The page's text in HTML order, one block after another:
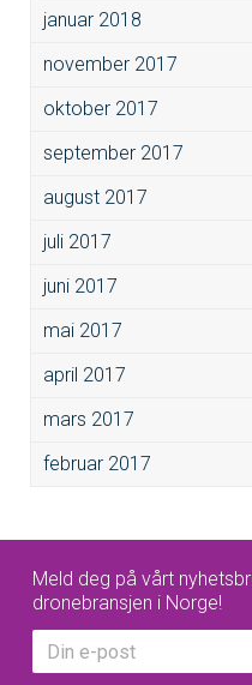
januar 2018
november 2017
oktober 2017
september 2017
august 2017
juli 2017
juni 2017
mai 2017
april 2017
mars 2017
februar 2017
Meld deg på vårt
dronebransjen i Norge!